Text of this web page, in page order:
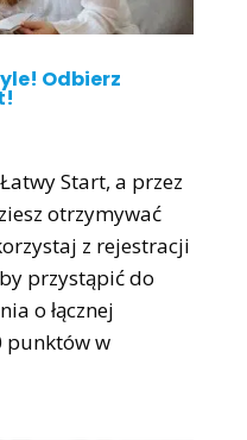
Odbierz
Start, a przez
otrzymywać
z rejestracji
przystąpić do
o łącznej
punktów w